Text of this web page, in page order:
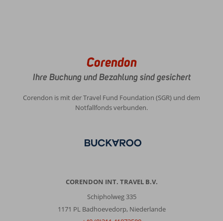
Corendon
Ihre Buchung und Bezahlung sind gesichert
Corendon is mit der Travel Fund Foundation (SGR) und dem
Notfallfonds verbunden.
CORENDON INT. TRAVEL B.V.
Schipholweg 335
1171 PL Badhoevedorp, Niederlande